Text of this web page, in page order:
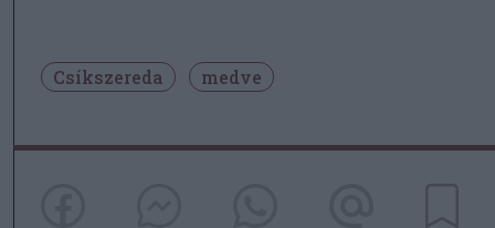
Csíkszereda medve